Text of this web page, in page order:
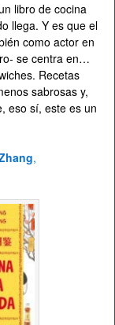
libro de cocina
llega. Y es que el
como actor en
se centra en…
Recetas
sabrosas y,
eso sí, este es un
,